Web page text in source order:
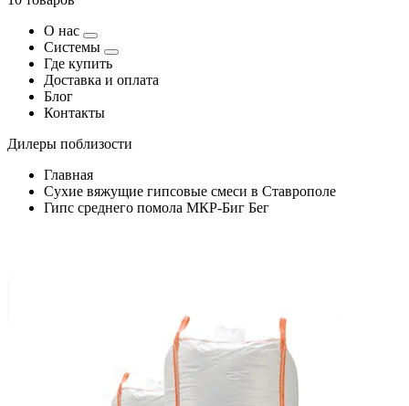
О нас
Системы
Где купить
Доставка и оплата
Блог
Контакты
Дилеры поблизости
Главная
Сухие вяжущие гипсовые смеси в Ставрополе
Гипс среднего помола МКР-Биг Бег